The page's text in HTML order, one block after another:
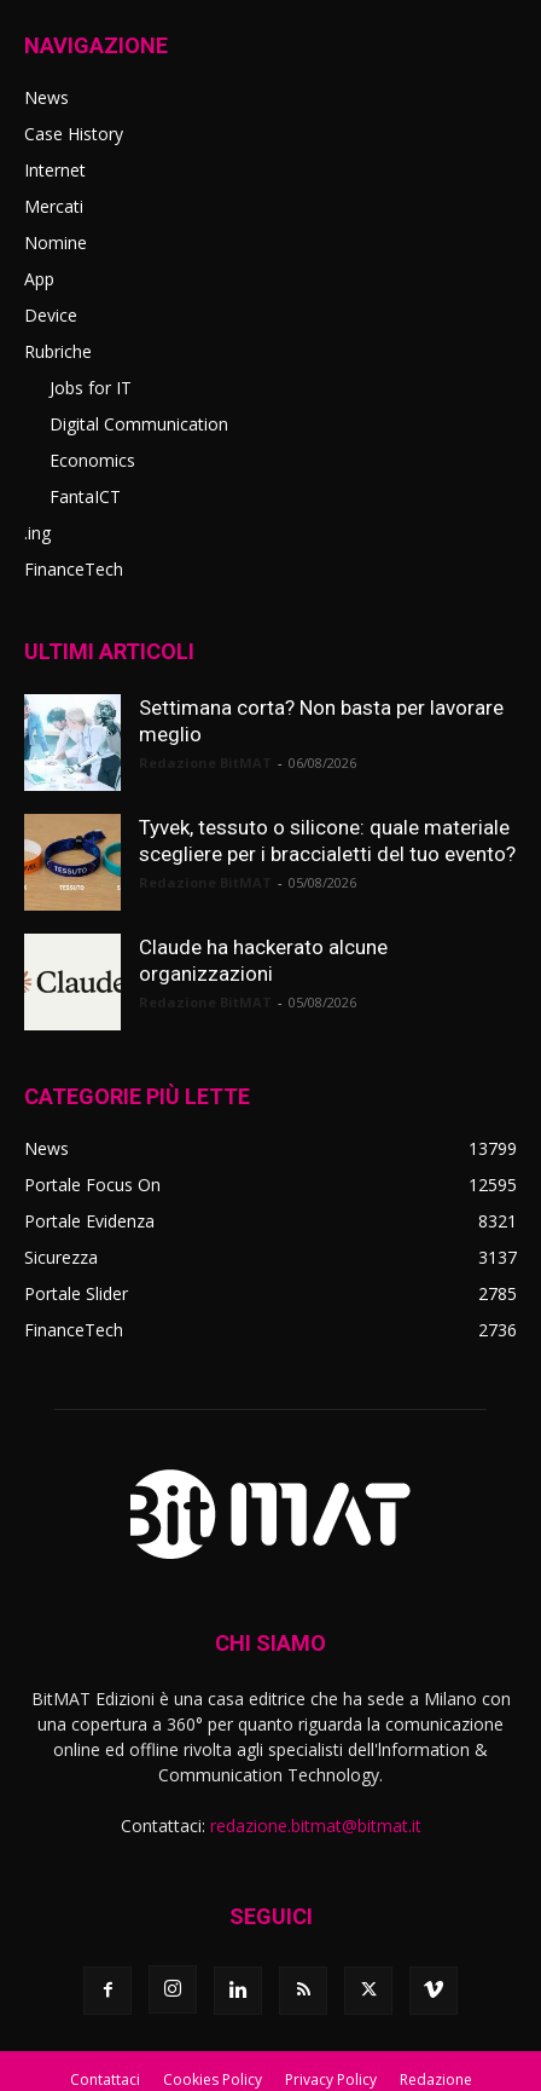
NAVIGAZIONE
News
Case History
Internet
Mercati
Nomine
App
Device
Rubriche
Jobs for IT
Digital Communication
Economics
FantaICT
.ing
FinanceTech
ULTIMI ARTICOLI
Settimana corta? Non basta per lavorare
meglio
- 06/08/2026
Tyvek, tessuto o silicone: quale materiale
scegliere per i braccialetti del tuo evento?
- 05/08/2026
Claude ha hackerato alcune
organizzazioni
- 05/08/2026
CATEGORIE PIÙ LETTE
News
13799
Portale Focus On
12595
Portale Evidenza
8321
Sicurezza
3137
Portale Slider
2785
FinanceTech
2736
CHI SIAMO
BitMAT Edizioni è una casa editrice che ha sede a Milano con
una copertura a 360° per quanto riguarda la comunicazione
online ed offline rivolta agli specialisti dell'lnformation &
Communication Technology.
Contattaci: redazione.bitmat@bitmat.it
SEGUICI
Contattaci Cookies Policy Privacy Policy Redazione